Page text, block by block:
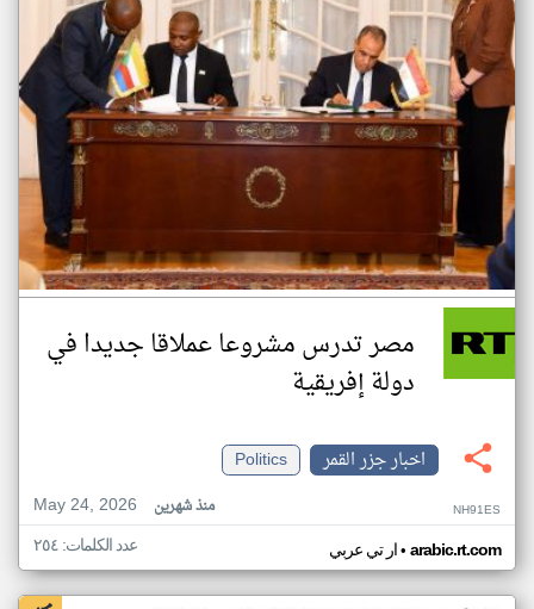
مصر تدرس مشروعا عملاقا جديدا في
دولة إفريقية
اخبار جزر القمر
Politics
May 24, 2026
منذ شهرين NH91ES
ار تي عربي• arabic.rt.com عدد الكلمات: ٢٥٤